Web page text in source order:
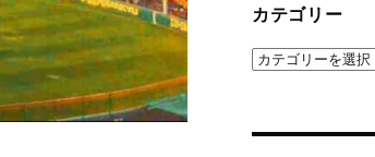
カテゴリー
カ